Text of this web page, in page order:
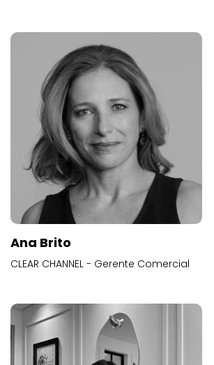
Ana Brito
CLEAR CHANNEL - Gerente Comercial